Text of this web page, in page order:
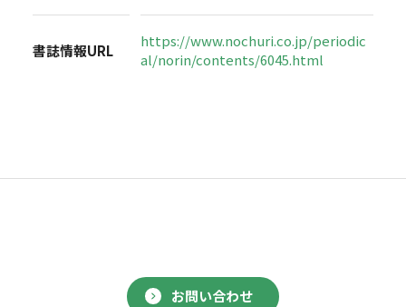
書誌情報URL
https://www.nochuri.co.jp/periodic
al/norin/contents/6045.html
お問い合わせ